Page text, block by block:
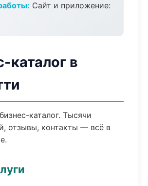
Сайт и приложение:
каталог в
каталог. Тысячи
отзывы, контакты — всё в